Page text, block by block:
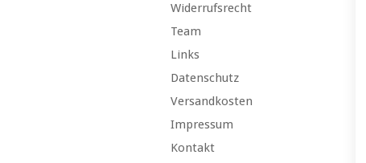
Widerrufsrecht
Team
Links
Datenschutz
Versandkosten
Impressum
Kontakt